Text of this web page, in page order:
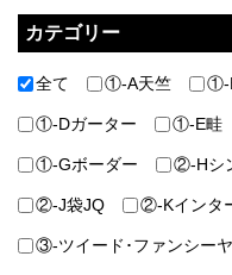
カテゴリー
全て ①-A天竺 ①-
①-Dガーター ①-E畦
①-Gボーダー ②-Hシ
②-J袋JQ ②-Kインタ
③-ツイード･ファンシー